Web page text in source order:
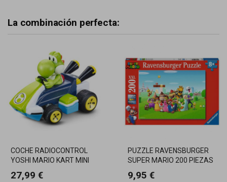
La combinación perfecta:
COCHE RADIOCONTROL
YOSHI MARIO KART MINI
27,99 €
PUZZLE RAVENSBURGER
SUPER MARIO 200 PIEZAS
9,95 €